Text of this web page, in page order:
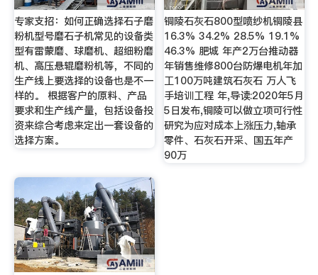
专家支招：如何正确选择石子磨
粉机型号磨石子机常见的设备类
型有雷蒙磨、球磨机、超细粉磨
机、高压悬辊磨粉机等，不同的
生产线上要选择的设备也是不一
样的。 根据客户的原料、产品
要求和生产线产量，包括设备投
资来综合考虑来定出一套设备的
选择方案。
铜陵石灰石800型喷纱机铜陵县
16.3% 34.2% 28.5% 19.1%
46.3% 肥城 年产2万台推动器
年销售维修800台防爆电机年加
工100万吨建筑石灰石 万人飞
手培训工程 年,导读:2020年5月
5日发布,铜陵可以做立项可行性
研究为应对成本上涨压力,轴承
零件、石灰石开采、国五年产
90万